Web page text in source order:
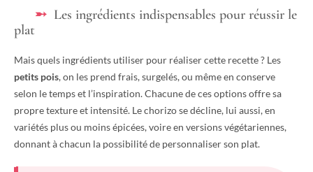
Les ingrédients indispensables pour réussir le
plat
Mais quels ingrédients utiliser pour réaliser cette recette ? Les
petits pois, on les prend frais, surgelés, ou même en conserve
selon le temps et l’inspiration. Chacune de ces options offre sa
propre texture et intensité. Le chorizo se décline, lui aussi, en
variétés plus ou moins épicées, voire en versions végétariennes,
donnant à chacun la possibilité de personnaliser son plat.